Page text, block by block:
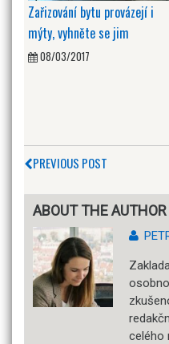
Zařizování bytu provázejí i
mýty, vyhněte se jim
08/03/2017
PREVIOUS POST
ABOUT THE AUTHOR
celého